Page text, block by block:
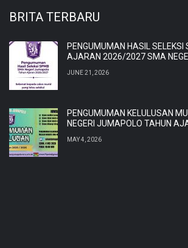
BRITA TERBARU
PENGUMUMAN HASIL SELEKSI
AJARAN 2026/2027 SMA
JUNE 21, 2026
PENGUMUMAN KELULUSAN
NEGERI JUMAPOLO TAHUN
MAY 4, 2026